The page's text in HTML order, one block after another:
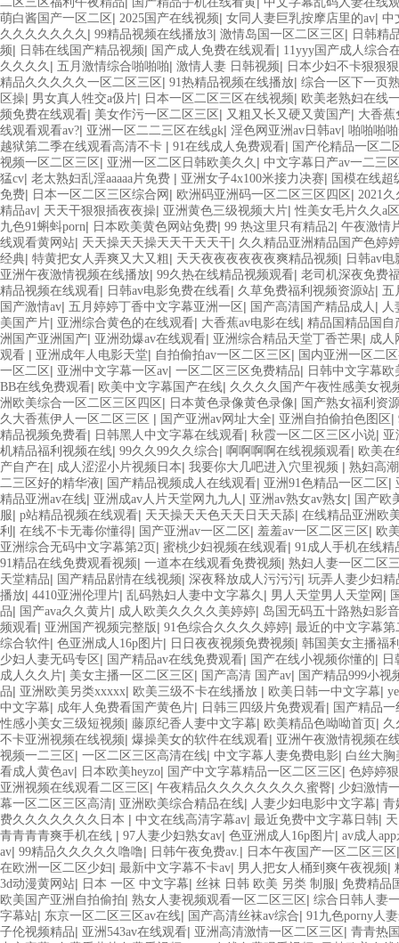
萌白酱国产一区二区 | 2025国产在线视频| 女同人妻巨乳按摩店里的av| 中
久久久久久久久 | 99精品视频在线播放3| 激情岛国一区二区三区 | 日韩精
频| 日韩在线国产精品视频| 国产成人免费在线观看| 11yyy国产成人综合
久久久久 | 五月激情综合啪啪啪| 激情人妻 日韩视频| 日本少妇不卡狠狠狠
精品久久久久久一区二区三区 | 91热精品视频在线播放| 综合一区下一页
区操| 男女真人牲交a伋片| 日本一区二区三区在线视频| 欧美老熟妇在线
频免费在线观看| 美女作污一区二区三区 | 又粗又长又硬又黄国产| 大香蕉
线观看观看av?| 亚洲一区二二三区在线gk| 淫色网亚洲av日韩av| 啪啪啪
越狱第二季在线观看高清不卡 | 91在线成人免费观看| 国产伦精品一区二
视频一区二区三区 | 亚洲一区二区日韩欧美久久 | 中文字幕日产av一二三区
猛cv| 老太熟妇乱淫aaaaa片免费 | 亚洲女子4x100米接力决赛| 国模在线超
免费| 日本一区二区三区综合网 | 欧洲码亚洲码一区二区三区四区 | 2021
精品av| 天天干狠狠插夜夜操| 亚洲黄色三级视频大片|性美女毛片久久a区
九色91蝌蚪porn| 日本欧美黄色网站免费| 99 热这里只有精品2| 午夜激情
线观看黄网站| 天天操天天操天天干天天干| 久久精品亚洲精品国产色婷
经典| 特黄把女人弄爽又大又粗 | 天天夜夜夜夜夜夜爽精品视频| 日韩av
亚洲午夜激情视频在线播放| 99久热在线精品视频观看| 老司机深夜免费
精品视频在线观看| 日韩av电影免费在线看| 久草免费福利视频资源站| 五
国产激情av| 五月婷婷丁香中文字幕亚洲一区 | 国产高清国产精品成人 | 人
美国产片| 亚洲综合黄色的在线观看| 大香蕉av电影在线| 精品国精品国自
洲国产亚洲国产| 亚洲劲爆av在线观看| 亚洲综合精品天堂丁香芒果| 成人
观看 | 亚洲成年人电影天堂| 自拍偷拍av一区二区三区 | 国内亚洲一区二
一区二区 | 亚洲中文字幕一区av| 一区二区三区免费精品| 日韩中文字幕欧
BB在线免费观看| 欧美中文字幕国产在线| 久久久久国产午夜性感美女视
洲欧美综合一区二区三区四区 | 日本黄色录像黄色录像| 国产熟女福利资
久大香蕉伊人一区二区三区 | 国产亚洲av网址大全| 亚洲自拍偷拍色图区 |
精品视频免费看| 日韩黑人中文字幕在线观看| 秋霞一区二区三区小说| 亚
机精品福利视频在线| 99久久99久久综合| 啊啊啊啊在线视频观看| 欧美
产自产在| 成人涩涩小片视频日本| 我要你大几吧进入穴里视频 | 熟妇高
二三区好的精华液| 国产精品视频成人在线观看| 亚洲91色精品一区二区 |
精品亚洲av在线| 亚洲成av人片天堂网九九人 | 亚洲av熟女av熟女| 国产欧
服| p站精品视频在线观看| 天天操天天色天天日天天舔| 在线精品亚洲欧
利 | 在线不卡无毒你懂得| 国产亚洲av一区二区 | 羞羞av一区二区三区 | 欧
亚洲综合无码中文字幕第2页 | 蜜桃少妇视频在线观看| 91成人手机在线精
91精品在线免费观看视频| 一道本在线观看免费视频| 熟妇人妻一区二区
天堂精品| 国产精品剧情在线视频| 深夜释放成人污污污| 玩弄人妻少妇精
播放| 4410亚洲伦理片| 乱码熟妇人妻中文字幕久 | 男人天堂男人天堂网 |
品| 国产ava久久黄片| 成人欧美久久久久美婷婷| 岛国无码五十路熟妇影
频观看| 亚洲国产视频完整版 | 91色综合久久久久婷婷| 最近的中文字幕第
综合软件| 色亚洲成人16p图片| 日日夜夜视频免费视频| 韩国美女主播福
少妇人妻无码专区 | 国产精品av在线免费观看| 国产在线小视频你懂的|
成人久久片| 美女主播一区二区三区 | 国产高清 国产av| 国产精品999小视
品| 亚洲欧美另类xxxxx| 欧美三级不卡在线播放 | 欧美日韩一中文字幕|
中文字幕| 成年人免费看国产黄色片| 日韩三四级片免费观看| 国产精品
性感小美女三级短视频| 藤原纪香人妻中文字幕| 欧美精品色呦呦首页 | 久
不卡亚洲视频在线视频| 爆操美女的软件在线观看| 亚洲午夜激情视频在
视频一二三区 | 一区二区三区高清在线| 中文字幕人妻免费电影| 白丝大
看成人黄色av| 日本欧美heyzo| 国产中文字幕精品一区二区三区 | 色婷婷
亚洲视频在线观看二区三区 | 午夜精品久久久久久久久久蜜臀| 少妇激情
幕一区二区三区高清| 亚洲欧美综合精品在线| 人妻少妇电影中文字幕| 青
费久久久久久久久日本 | 中文在线高清字幕av| 最近免费中文字幕日韩|
青青青青爽手机在线 | 97人妻少妇熟女av| 色亚洲成人16p图片| av成人
av| 99精品久久久久久噜噜| 日韩午夜免费av.| 日本午夜国产一区二区三区
在欧洲一区二区少妇| 最新中文字幕不卡av| 男人把女人桶到爽午夜视频|
3d动漫黄网站| 日本 一区 中文字幕| 丝袜 日韩 欧美 另类 制服| 免费精品
欧美国产亚洲自拍偷拍| 熟女人妻视频观看一区二区三区 | 综合日韩人妻
字幕站| 东京一区二区三区av在线| 国产高清丝袜av综合| 91九色porny人
子伦视频精品| 亚洲543av在线观看| 亚洲高清激情一区二区三区 | 青青热